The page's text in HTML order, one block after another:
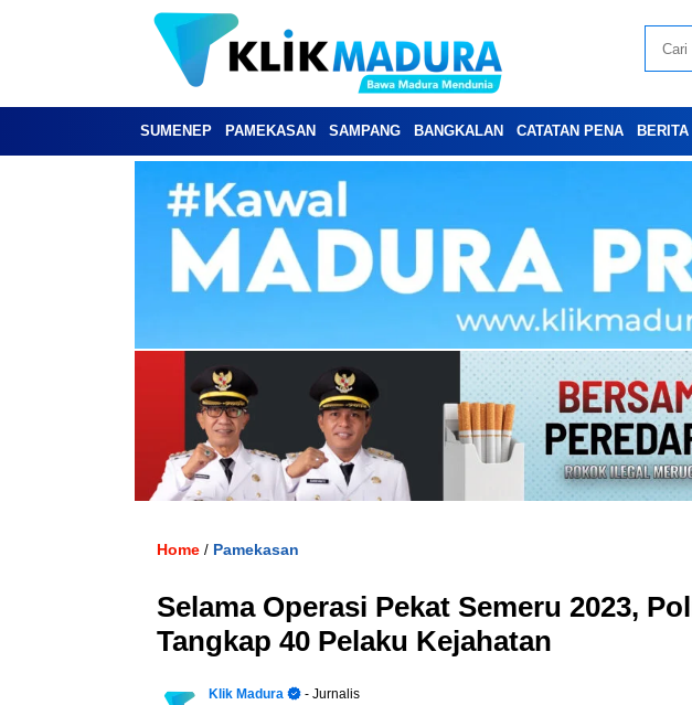
SUMENEP PAMEKASAN SAMPANG BANGKALAN CATATAN PENA
Home / Pamekasan
Selama Operasi Pekat Semeru 2023,
Tangkap 40 Pelaku Kejahatan
Klik Madura
- Jurnalis